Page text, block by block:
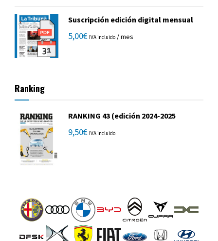
Suscripción edición digital mensual
5,00€ IVA incluido / mes
Ranking
RANKING 43 (edición 2024-2025
9,50€ IVA incluido